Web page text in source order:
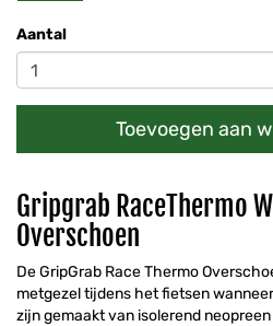
Aantal
Toevoegen aan
Gripgrab RaceThermo
Overschoen
De GripGrab Race Thermo
metgezel tijdens het fietsen
zijn gemaakt van isolerend